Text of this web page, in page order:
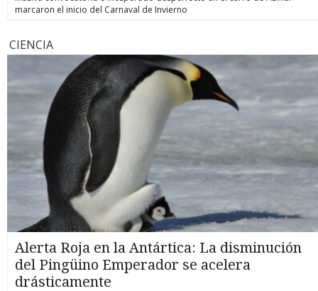
marcaron el inicio del Carnaval de Invierno
CIENCIA
Alerta Roja en la Antártica: La disminución
del Pingüino Emperador se acelera
drásticamente